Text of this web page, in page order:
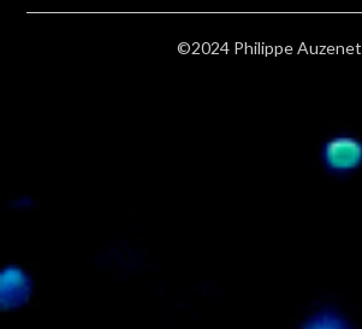
©2024 Philippe Auzenet